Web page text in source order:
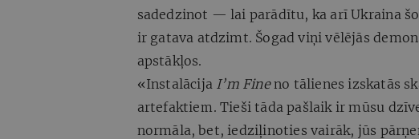
sadedzinot — lai parādītu, ka arī Ukraina
ir gatava atdzimt. Šogad viņi vēlējās
apstākļos.
«Instalācija I’m Fineno tālienes izskatās
artefaktiem. Tieši tāda pašlaik ir mūsu
normāla, bet, iedziļinoties vairāk, jūs